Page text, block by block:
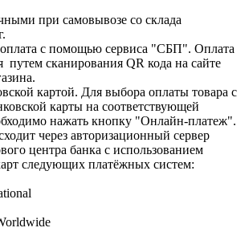
при самовывозе со склада
оплата с помощью сервиса "СБП". Оплата
путем сканирования QR кода на сайте
картой. Для выбора оплаты товара с
карты на соответствующей
нажать кнопку "Онлайн-платеж".
через авторизационный сервер
центра банка с использованием
следующих платёжных систем: